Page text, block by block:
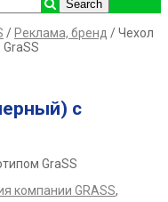
/ Реклама, бренд / Чехол
с
GraSS
компании GRASS,